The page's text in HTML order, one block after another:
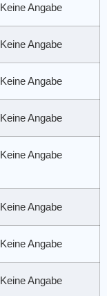
Keine Angabe
Keine Angabe
Keine Angabe
Keine Angabe
Keine Angabe
Keine Angabe
Keine Angabe
Keine Angabe